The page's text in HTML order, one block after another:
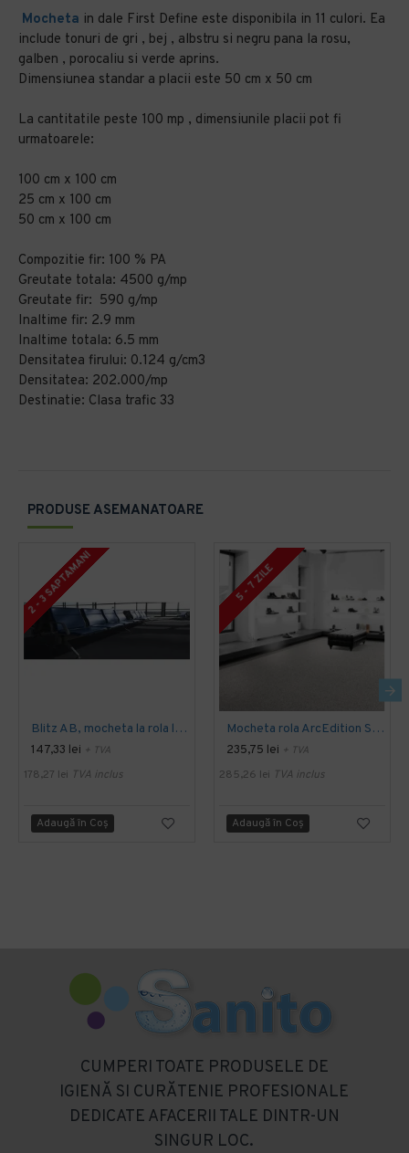
PRODUSE ASEMANATOARE
2 - 3 SAPTAMANI
Blitz AB, mocheta la rola latime 4 m, Balta Industries
147,33 lei + TVA
178,27 lei TVA inclus
Adaugă în Coş
5 - 7 ZILE
Mocheta rola ArcEdition SIRIOUS AB
235,75 lei + TVA
285,26 lei TVA inclus
Adaugă în Coş
Mocheta in dale First Define este disponibila in 11 culori. Ea
include tonuri de gri , bej , albstru si negru pana la rosu,
galben , porocaliu si verde aprins.
Dimensiunea standar a placii este 50 cm x 50 cm
La cantitatile peste 100 mp , dimensiunile placii pot fi
urmatoarele:
100 cm x 100 cm
25 cm x 100 cm
50 cm x 100 cm
Compozitie fir: 100 % PA
Greutate totala: 4500 g/mp
Greutate fir: 590 g/mp
Inaltime fir: 2.9 mm
Inaltime totala: 6.5 mm
Densitatea firului: 0.124 g/cm3
Densitatea: 202.000/mp
Destinatie: Clasa trafic 33
CUMPERI TOATE PRODUSELE DE
IGIENĂ SI CURĂTENIE PROFESIONALE
DEDICATE AFACERII TALE DINTR-UN
SINGUR LOC.